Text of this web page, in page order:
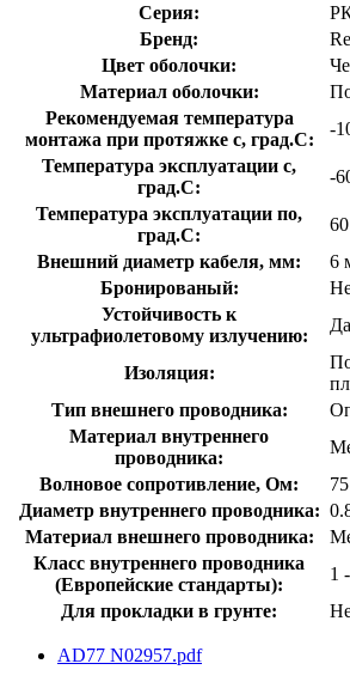
Серия:
Бренд:
Цвет оболочки:
Материал оболочки:
Рекомендуемая температура
монтажа при протяжке с, град.C:
-
Температура эксплуатации с,
град.C:
-
Температура эксплуатации по,
град.C:
Внешний диаметр кабеля, мм:
6
Бронированый:
Устойчивость к
ультрафиолетовому излучению:
Да
Изоляция:
Тип внешнего проводника:
Материал внутреннего
проводника:
Волновое сопротивление, Ом:
Диаметр внутреннего проводника:
Материал внешнего проводника:
Класс внутреннего проводника
(Европейские стандарты):
1
Для прокладки в грунте:
AD77 N02957.pdf